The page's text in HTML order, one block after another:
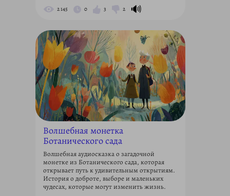
2 145 0 3 2 🔊
Волшебная монетка
Ботанического сада
Волшебная аудиосказка о загадочной
монетке из Ботанического сада, которая
открывает путь к удивительным открытиям.
История о доброте, выборе и маленьких
чудесах, которые могут изменить жизнь.